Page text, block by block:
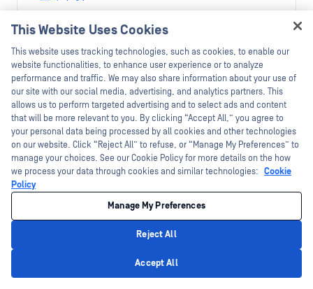
NERC CIP 合规性
This Website Uses Cookies
This website uses tracking technologies, such as cookies, to enable our
website functionalities, to enhance user experience or to analyze
performance and traffic. We may also share information about your use of
our site with our social media, advertising, and analytics partners. This
allows us to perform targeted advertising and to select ads and content
that will be more relevant to you. By clicking “Accept All,” you agree to
your personal data being processed by all cookies and other technologies
on our website. Click “Reject All” to refuse, or “Manage My Preferences” to
manage your choices. See our Cookie Policy for more details on the how
we process your data through cookies and similar technologies: Cookie
Policy
Manage My Preferences
Reject All
Accept All
Hey there!
I'm Ozzy, your OPSWAT virtual assistant.
How can I help you secure what's critical
today?